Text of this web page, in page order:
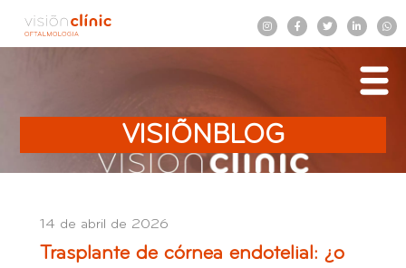
VISIÕNBLOG
14 de abril de 2026
Trasplante de córnea endotelial: ¿o